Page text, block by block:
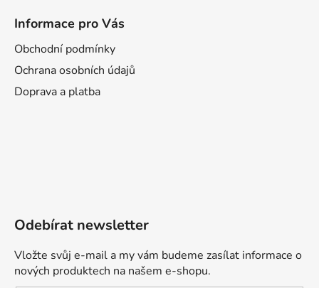
Informace pro Vás
Obchodní podmínky
Ochrana osobních údajů
Doprava a platba
Odebírat newsletter
Vložte svůj e-mail a my vám budeme zasílat informace o
nových produktech na našem e-shopu.